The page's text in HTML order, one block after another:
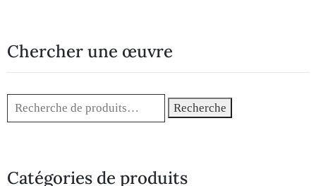
Chercher une œuvre
Recherche
Catégories de produits